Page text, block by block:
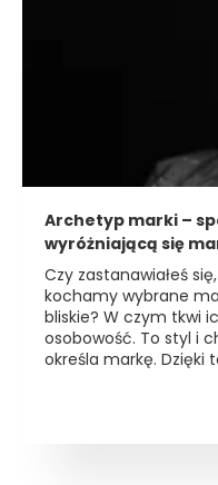
Archetyp marki –
wyróżniającą się
Czy zastanawiałeś
kochamy wybrane
bliskie? W czym tkwi
osobowość. To styl i
określa markę. Dzięki